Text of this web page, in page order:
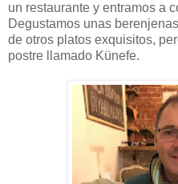
un restaurante y entramos a
Degustamos unas
de otros platos exquisitos,
postre llamado Künefe.